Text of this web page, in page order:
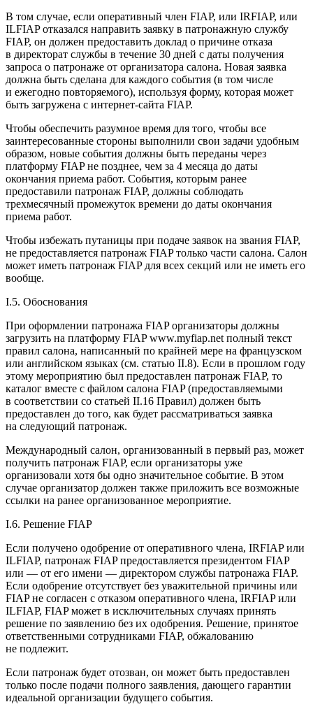
В том случае, если оперативный член FIAP, или IRFIAP, или
ILFIAP отказался направить заявку в патронажную службу
FIAP, он должен предоставить доклад о причине отказа
в директорат службы в течение 30 дней с даты получения
запроса о патронаже от организатора салона. Новая заявка
должна быть сделана для каждого события (в том числе
и ежегодно повторяемого), используя форму, которая может
быть загружена с интернет-сайта FIAP.
Чтобы обеспечить разумное время для того, чтобы все
заинтересованные стороны выполнили свои задачи удобным
образом, новые события должны быть переданы через
платформу FIAP не позднее, чем за 4 месяца до даты
окончания приема работ. События, которым ранее
предоставили патронаж FIAP, должны соблюдать
трехмесячный промежуток времени до даты окончания
приема работ.
Чтобы избежать путаницы при подаче заявок на звания FIAP,
не предоставляется патронаж FIAP только части салона. Салон
может иметь патронаж FIAP для всех секций или не иметь его
вообще.
I.5. Обоснования
При оформлении патронажа FIAP организаторы должны
загрузить на платформу FIAP www.myfiap.net полный текст
правил салона, написанный по крайней мере на французском
или английском языках (см. статью II.8). Если в прошлом году
этому мероприятию был предоставлен патронаж FIAP, то
каталог вместе с файлом салона FIAP (предоставляемыми
в соответствии со статьей II.16 Правил) должен быть
предоставлен до того, как будет рассматриваться заявка
на следующий патронаж.
Международный салон, организованный в первый раз, может
получить патронаж FIAP, если организаторы уже
организовали хотя бы одно значительное событие. В этом
случае организатор должен также приложить все возможные
ссылки на ранее организованное мероприятие.
I.6. Решение FIAP
Если получено одобрение от оперативного члена, IRFIAP или
ILFIAP, патронаж FIAP предоставляется президентом FIAP
или — от его имени — директором службы патронажа FIAP.
Если одобрение отсутствует без уважительной причины или
FIAP не согласен с отказом оперативного члена, IRFIAP или
ILFIAP, FIAP может в исключительных случаях принять
решение по заявлению без их одобрения. Решение, принятое
ответственными сотрудниками FIAP, обжалованию
не подлежит.
Если патронаж будет отозван, он может быть предоставлен
только после подачи полного заявления, дающего гарантии
идеальной организации будущего события.